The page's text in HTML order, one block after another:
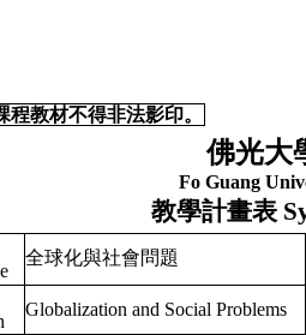
教材不得非法影印。
佛光大
Fo Guang
教學計畫表
全球化與社會問題
Globalization and Social Problems